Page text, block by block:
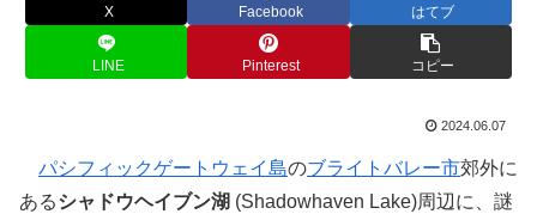
X Facebook はてブ
LINE Pinterest コピー
2024.06.07
パシフィックゲートウェイ島のブライトバレー市郊外に
あるシャドウヘイブン湖 (Shadowhaven Lake)周辺に、謎